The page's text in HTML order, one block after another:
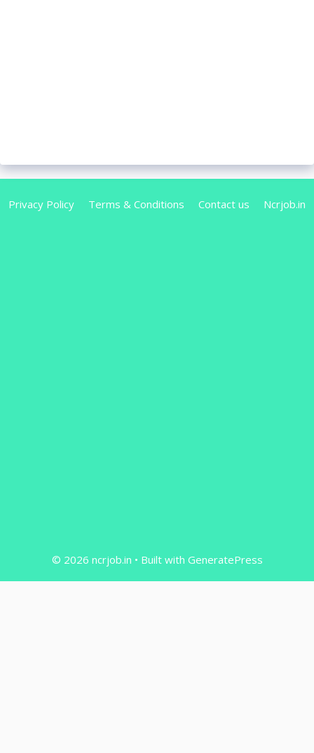
Privacy Policy Terms & Conditions Contact us Ncrjob.in
© 2026 ncrjob.in • Built with GeneratePress